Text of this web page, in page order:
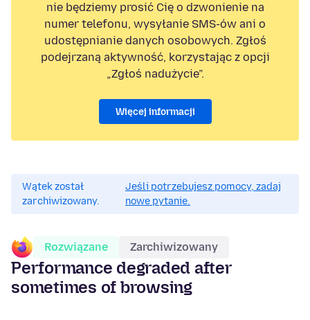
nie będziemy prosić Cię o dzwonienie na
numer telefonu, wysyłanie SMS-ów ani o
udostępnianie danych osobowych. Zgłoś
podejrzaną aktywność, korzystając z opcji
„Zgłoś nadużycie”.
Więcej informacji
Wątek został
zarchiwizowany.
Jeśli potrzebujesz pomocy, zadaj
nowe pytanie.
Rozwiązane Zarchiwizowany
Performance degraded after
sometimes of browsing